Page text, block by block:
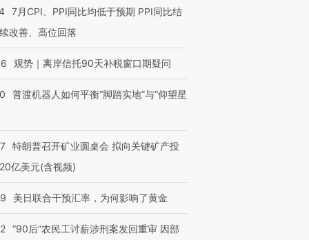
7月CPI、PPI同比均低于预期 PPI同比结
改善、高位回落
观势｜离岸信托90天补税窗口期疑问
普渡机器人如何平衡“脚踏实地”与“仰望星
特朗普召开矿业圆桌会 拟向关键矿产投
亿美元(含视频)
美日联合干预汇率，为何影响了黄金
“90后”农民工讨薪涉刑案发回重审 因部